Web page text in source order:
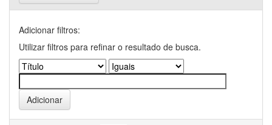
Adicionar filtros:
Utilizar filtros para refinar o resultado de busca.